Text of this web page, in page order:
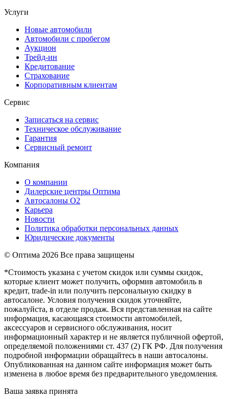
Услуги
Новые автомобили
Автомобили с пробегом
Аукцион
Трейд-ин
Кредитование
Страхование
Корпоративным клиентам
Сервис
Записаться на сервис
Техническое обслуживание
Гарантия
Сервисный ремонт
Компания
О компании
Дилерские центры Оптима
Автосалоны О2
Карьера
Новости
Политика обработки персональных данных
Юридические документы
© Оптима 2026 Все права защищены
*Стоимость указана с учетом скидок или суммы скидок,
которые клиент может получить, оформив автомобиль в
кредит, trade-in или получить персональную скидку в
автосалоне. Условия получения скидок уточняйте,
пожалуйста, в отделе продаж. Вся представленная на сайте
информация, касающаяся стоимости автомобилей,
аксессуаров и сервисного обслуживания, носит
информационный характер и не является публичной офертой,
определяемой положениями ст. 437 (2) ГК РФ. Для получения
подробной информации обращайтесь в наши автосалоны.
Опубликованная на данном сайте информация может быть
изменена в любое время без предварительного уведомления.
Ваша заявка принята